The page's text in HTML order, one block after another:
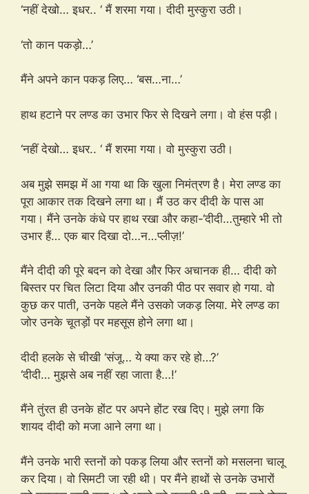
‘नहीं देखो… इधर.. ‘ मैं शरमा गया। दीदी मुस्कुरा उठी।
‘तो कान पकड़ो…’
मैंने अपने कान पकड़ लिए… ‘बस…ना…’
हाथ हटाने पर लण्ड का उभार फिर से दिखने लगा। वो हंस पड़ी।
‘नहीं देखो… इधर.. ‘ मैं शरमा गया। वो मुस्कुरा उठी।
अब मुझे समझ में आ गया था कि खुला निमंत्रण है। मेरा लण्ड का
पूरा आकार तक दिखने लगा था। मैं उठ कर दीदी के पास आ
गया। मैंने उनके कंधे पर हाथ रखा और कहा-‘दीदी…तुम्हारे भी तो
उभार हैं… एक बार दिखा दो…न…प्लीज़!’
मैंने दीदी की पूरे बदन को देखा और फिर अचानक ही… दीदी को
बिस्तर पर चित लिटा दिया और उनकी पीठ पर सवार हो गया. वो
कुछ कर पाती, उनके पहले मैंने उसको जकड़ लिया. मेरे लण्ड का
जोर उनके चूतड़ों पर महसूस होने लगा था।
दीदी हलके से चीखी ‘संजू… ये क्या कर रहे हो…?’
‘दीदी… मुझसे अब नहीं रहा जाता है…!’
मैंने तुंरत ही उनके होंट पर अपने होंट रख दिए। मुझे लगा कि
शायद दीदी को मजा आने लगा था।
मैंने उनके भारी स्तनों को पकड़ लिया और स्तनों को मसलना चालू
कर दिया। वो सिमटी जा रही थी। पर मैंने हाथों से उनके उभारों